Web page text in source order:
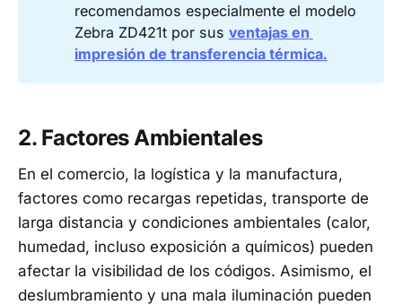
recomendamos especialmente el modelo
Zebra ZD421t por sus ventajas en
impresión de transferencia térmica.
2. Factores Ambientales
En el comercio, la logística y la manufactura,
factores como recargas repetidas, transporte de
larga distancia y condiciones ambientales (calor,
humedad, incluso exposición a químicos) pueden
afectar la visibilidad de los códigos. Asimismo, el
deslumbramiento y una mala iluminación pueden